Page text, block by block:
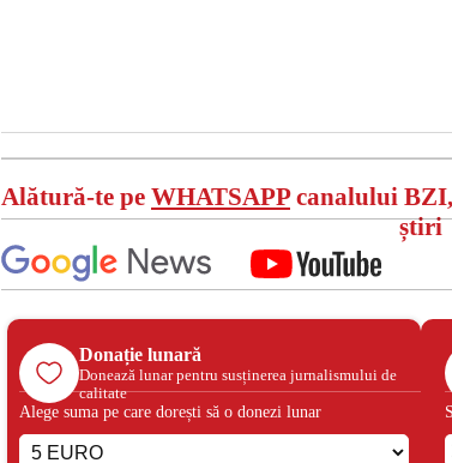
Alătură-te pe WHATSAPPcanalului BZI,
știri
Donație lunară
Donează lunar pentru susținerea jurnalismului de
calitate
Alege suma pe care dorești să o donezi lunar